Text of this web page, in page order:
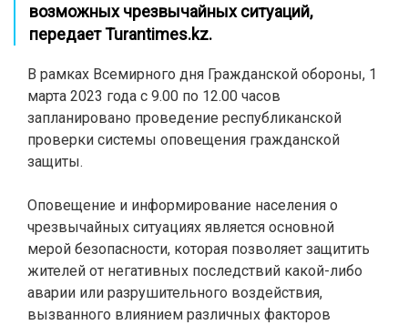
возможных чрезвычайных ситуаций,
передает Turantimes.kz.
В рамках Всемирного дня Гражданской обороны, 1
марта 2023 года с 9.00 по 12.00 часов
запланировано проведение республиканской
проверки системы оповещения гражданской
защиты.
Оповещение и информирование населения о
чрезвычайных ситуациях является основной
мерой безопасности, которая позволяет защитить
жителей от негативных последствий какой-либо
аварии или разрушительного воздействия,
вызванного влиянием различных факторов